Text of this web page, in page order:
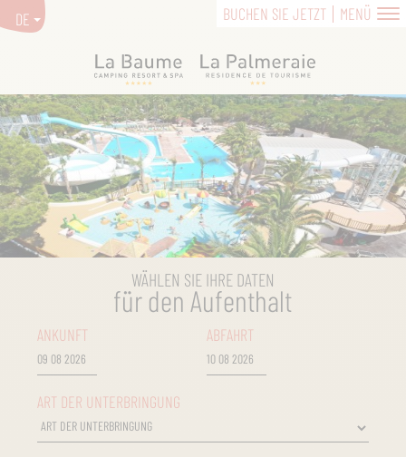
BUCHEN SIE JETZT MENÜ
DE
WÄHLEN SIE IHRE DATEN
für den Aufenthalt
ANKUNFT ABFAHRT
ART DER UNTERBRINGUNG